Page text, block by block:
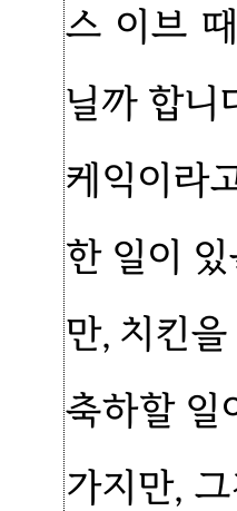
스 이브
닐까 합니
케익이라
한 일이
만, 치킨
축하할 일
가지만,